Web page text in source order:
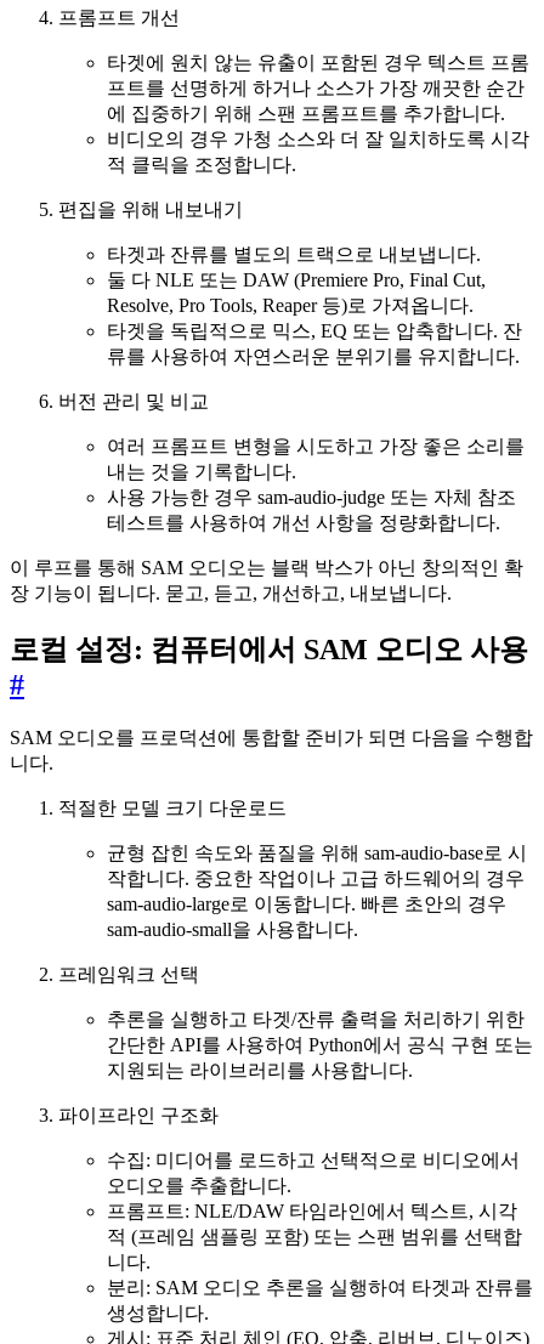
프롬프트 개선
타겟에 원치 않는 유출이 포함된 경우 텍스트 프롬
프트를 선명하게 하거나 소스가 가장 깨끗한 순간
에 집중하기 위해 스팬 프롬프트를 추가합니다.
비디오의 경우 가청 소스와 더 잘 일치하도록 시각
적 클릭을 조정합니다.
편집을 위해 내보내기
타겟과 잔류를 별도의 트랙으로 내보냅니다.
둘 다 NLE 또는 DAW (Premiere Pro, Final Cut,
Resolve, Pro Tools, Reaper 등)로 가져옵니다.
타겟을 독립적으로 믹스, EQ 또는 압축합니다. 잔
류를 사용하여 자연스러운 분위기를 유지합니다.
버전 관리 및 비교
여러 프롬프트 변형을 시도하고 가장 좋은 소리를
내는 것을 기록합니다.
사용 가능한 경우 sam-audio-judge 또는 자체 참조
테스트를 사용하여 개선 사항을 정량화합니다.
이 루프를 통해 SAM 오디오는 블랙 박스가 아닌 창의적인 확
장 기능이 됩니다. 묻고, 듣고, 개선하고, 내보냅니다.
로컬 설정: 컴퓨터에서 SAM 오디오 사용
#
SAM 오디오를 프로덕션에 통합할 준비가 되면 다음을 수행합
니다.
적절한 모델 크기 다운로드
균형 잡힌 속도와 품질을 위해 sam-audio-base로 시
작합니다. 중요한 작업이나 고급 하드웨어의 경우
sam-audio-large로 이동합니다. 빠른 초안의 경우
sam-audio-small을 사용합니다.
프레임워크 선택
추론을 실행하고 타겟/잔류 출력을 처리하기 위한
간단한 API를 사용하여 Python에서 공식 구현 또는
지원되는 라이브러리를 사용합니다.
파이프라인 구조화
수집: 미디어를 로드하고 선택적으로 비디오에서
오디오를 추출합니다.
프롬프트: NLE/DAW 타임라인에서 텍스트, 시각
적 (프레임 샘플링 포함) 또는 스팬 범위를 선택합
니다.
분리: SAM 오디오 추론을 실행하여 타겟과 잔류를
생성합니다.
게시: 표준 처리 체인 (EQ, 압축, 리버브, 디노이즈)